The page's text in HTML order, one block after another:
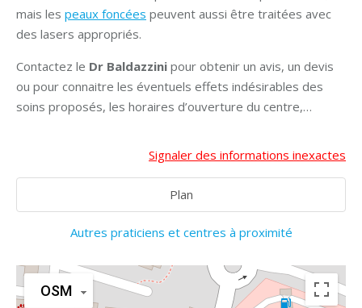
mais les peaux foncées peuvent aussi être traitées avec
des lasers appropriés.
Contactez le Dr Baldazzini pour obtenir un avis, un devis
ou pour connaitre les éventuels effets indésirables des
soins proposés, les horaires d’ouverture du centre,…
Signaler des informations inexactes
Plan
Autres praticiens et centres à proximité
OSM